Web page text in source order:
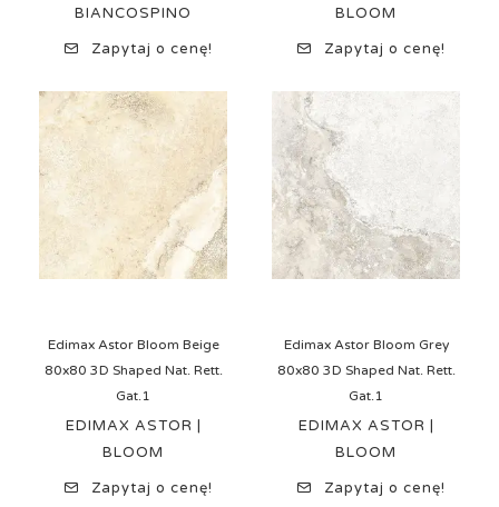
BIANCOSPINO
Zapytaj o cenę!
BLOOM
Zapytaj o cenę!
Edimax Astor Bloom Beige
80x80 3D Shaped Nat. Rett.
Gat.1
EDIMAX ASTOR |
BLOOM
Zapytaj o cenę!
Edimax Astor Bloom Grey
80x80 3D Shaped Nat. Rett.
Gat.1
EDIMAX ASTOR |
BLOOM
Zapytaj o cenę!